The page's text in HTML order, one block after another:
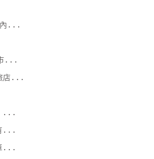
內...
...
店...
...
...
...